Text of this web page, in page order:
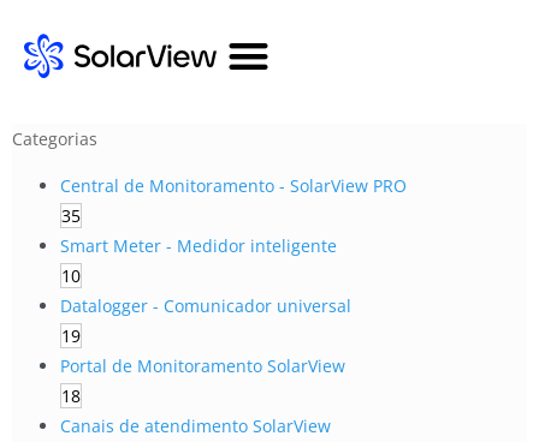
Categorias
Central de Monitoramento - SolarView PRO
35
Smart Meter - Medidor inteligente
10
Datalogger - Comunicador universal
19
Portal de Monitoramento SolarView
18
Canais de atendimento SolarView